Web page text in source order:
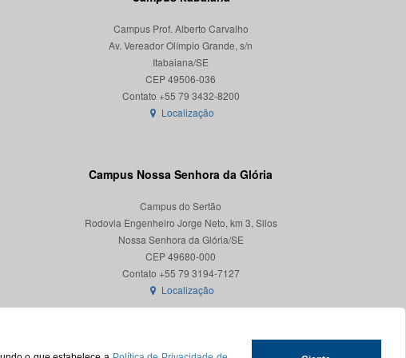
Campus Prof. Alberto Carvalho
Av. Vereador Olímpio Grande, s/n
Itabaiana/SE
CEP 49506-036
Localização
Campus Nossa Senhora da Glória
Campus do Sertão
Rodovia Engenheiro Jorge Neto, km 3, Silos
Nossa Senhora da Glória/SE
CEP 49680-000
Contato +55 79 3194-7127
Localização